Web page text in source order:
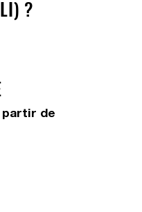
?
partir de